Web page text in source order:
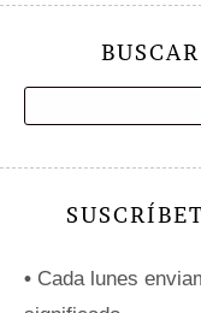
• Cada lunes